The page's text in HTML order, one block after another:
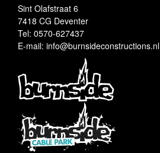
Sint Olafstraat 6
7418 CG Deventer
Tel: 0570-627437
E-mail: info@burnsideconstructions.nl